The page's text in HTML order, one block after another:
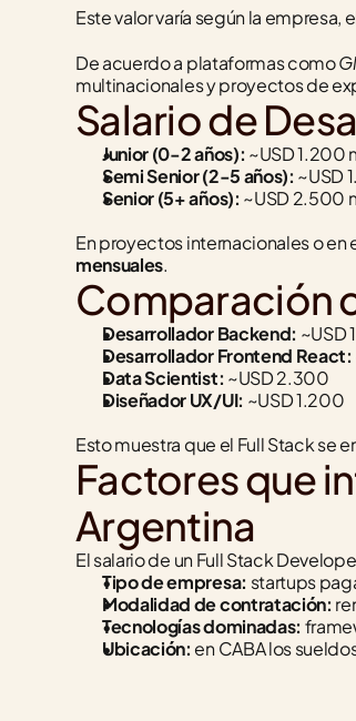
Este valor varía según la
De acuerdo a plataformas como
multinacionales y proyectos de
Salario de
Junior (0-2 años): ~USD 1.200
Semi Senior (2-5 años): ~USD
Senior (5+ años): ~USD 2.500
En proyectos internacionales o
mensuales.
Comparación
Desarrollador Backend: ~USD
Desarrollador Frontend React:
Data Scientist: ~USD 2.300
Diseñador UX/UI: ~USD 1.200
Esto muestra que el Full Stack se
Factores que
Argentina
El salario de un Full Stack
Tipo de empresa: startups
Modalidad de contratación:
Tecnologías dominadas:
Ubicación: en CABA los